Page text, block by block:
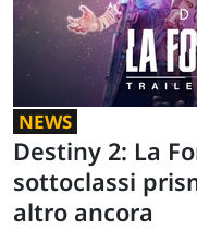
NEWS
Destiny 2: La
sottoclassi
altro ancora